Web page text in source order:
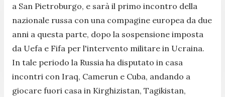
a San Pietroburgo, e sarà il primo incontro della
nazionale russa con una compagine europea da due
anni a questa parte, dopo la sospensione imposta
da Uefa e Fifa per l'intervento militare in Ucraina.
In tale periodo la Russia ha disputato in casa
incontri con Iraq, Camerun e Cuba, andando a
giocare fuori casa in Kirghizistan, Tagikistan,